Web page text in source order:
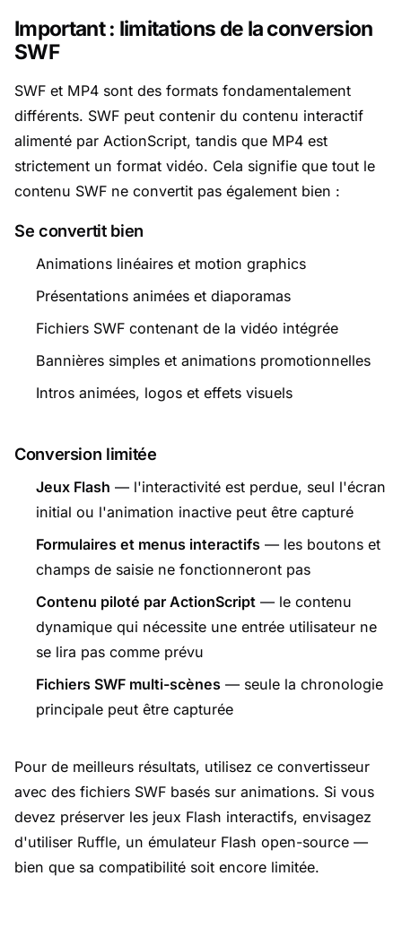
Important : limitations de la conversion
SWF
SWF et MP4 sont des formats fondamentalement
différents. SWF peut contenir du contenu interactif
alimenté par ActionScript, tandis que MP4 est
strictement un format vidéo. Cela signifie que tout le
contenu SWF ne convertit pas également bien :
Se convertit bien
Animations linéaires et motion graphics
Présentations animées et diaporamas
Fichiers SWF contenant de la vidéo intégrée
Bannières simples et animations promotionnelles
Intros animées, logos et effets visuels
Conversion limitée
Jeux Flash — l'interactivité est perdue, seul l'écran
initial ou l'animation inactive peut être capturé
Formulaires et menus interactifs — les boutons et
champs de saisie ne fonctionneront pas
Contenu piloté par ActionScript — le contenu
dynamique qui nécessite une entrée utilisateur ne
se lira pas comme prévu
Fichiers SWF multi-scènes — seule la chronologie
principale peut être capturée
Pour de meilleurs résultats, utilisez ce convertisseur
avec des fichiers SWF basés sur animations. Si vous
devez préserver les jeux Flash interactifs, envisagez
d'utiliser Ruffle, un émulateur Flash open-source —
bien que sa compatibilité soit encore limitée.